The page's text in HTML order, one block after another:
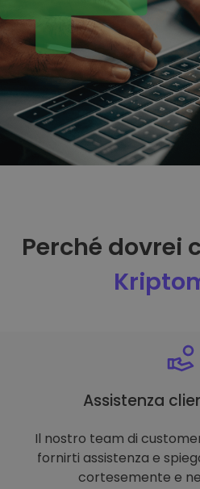
Perché dovrei
Assistenza
Il nostro team di
fornirti assistenza e
cortesemente e